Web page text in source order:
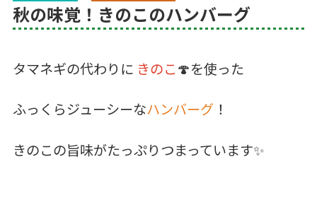
秋の味覚！きのこのハンバーグ
タマネギの代わりに きのこ🍄を使った
ふっくらジューシーなハンバーグ！
きのこの旨味がたっぷりつまっています✨